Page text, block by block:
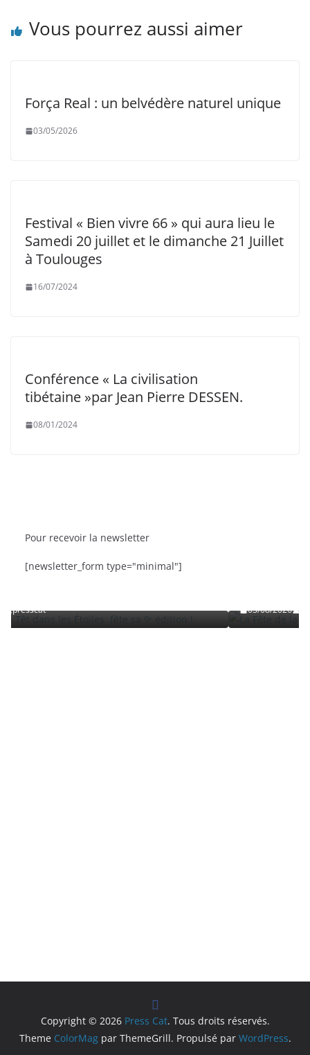
Vous pourrez aussi aimer
Força Real : un belvédère naturel unique
03/05/2026
Festival « Bien vivre 66 » qui aura lieu le
Samedi 20 juillet et le dimanche 21 Juillet
à Toulouges
16/07/2024
Conférence « La civilisation
tibétaine »par Jean Pierre DESSEN.
08/01/2024
Pour recevoir la newsletter
[newsletter_form type="minimal"]
fête sa 9ᵉ édition
La Fête de la Mer et des
03/08/2026 presscat